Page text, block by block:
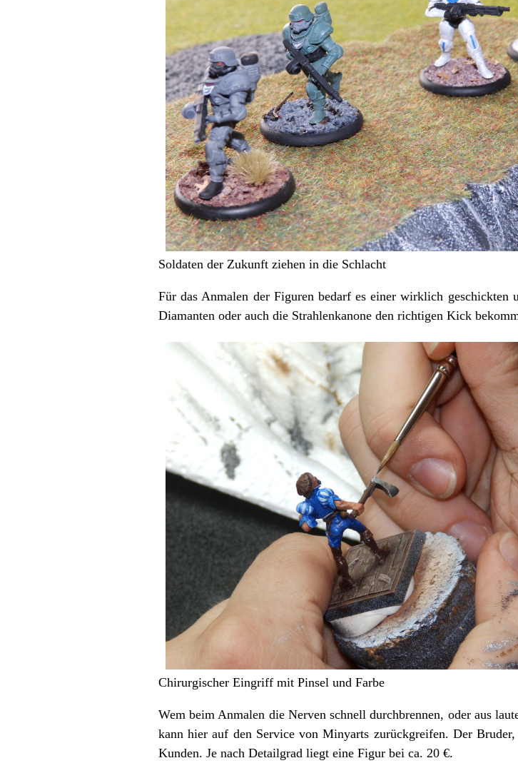
Soldaten der Zukunft ziehen in die Schlacht
Für das Anmalen der Figuren bedarf es einer wirklich
Diamanten oder auch die Strahlenkanone den richtigen Kick
Chirurgischer Eingriff mit Pinsel und Farbe
Wem beim Anmalen die Nerven schnell durchbrennen, oder aus
kann hier auf den Service von Minyarts zurückgreifen. Der
Kunden. Je nach Detailgrad liegt eine Figur bei ca. 20 €.